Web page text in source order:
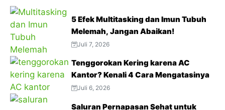
5 Efek Multitasking dan Imun Tubuh
Melemah, Jangan Abaikan!
Juli 7, 2026
Tenggorokan Kering karena AC
Kantor? Kenali 4 Cara Mengatasinya
Juli 6, 2026
Saluran Pernapasan Sehat untuk